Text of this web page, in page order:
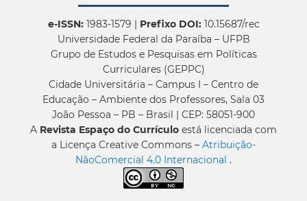
e-ISSN:1983-1579 | Prefixo DOI:10.15687/rec
Universidade Federal da Paraíba – UFPB
Grupo de Estudos e Pesquisas em Políticas
Curriculares (GEPPC)
Cidade Universitária – Campus I – Centro de
Educação – Ambiente dos Professores, Sala 03
João Pessoa – PB – Brasil | CEP: 58051-900
A Revista Espaço do Currículo está licenciada com
a Licença Creative Commons – Atribuição-
NãoComercial 4.0 Internacional .